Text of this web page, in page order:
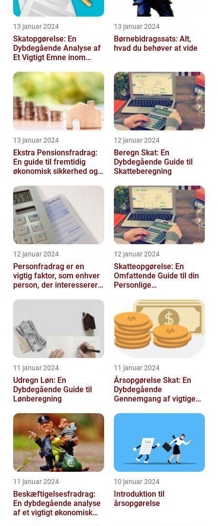
13 januar 2024
Skatopgørelse: En
Dybdegående Analyse af
Et Vigtigt Emne inom
13 januar 2024
Børnebidragssats: Alt,
hvad du behøver at vide
13 januar 2024
Ekstra Pensionsfradrag:
En guide til fremtidig
økonomisk sikkerhed og
12 januar 2024
Beregn Skat: En
Dybdegående Guide til
Skatteberegning
12 januar 2024
Personfradrag er en
vigtig faktor, som enhver
person, der interesserer
personlig ...
12 januar 2024
Skatteopgørelse: En
Omfattende Guide til din
Personlige
11 januar 2024
Udregn Løn: En
Dybdegående Guide til
Lønberegning
11 januar 2024
Årsopgørelse Skat: En
Dybdegående
Gennemgang af vigtige
finansfolk
11 januar 2024
Beskæftigelsesfradrag:
En dybdegående analyse
af et vigtigt økonomisk
10 januar 2024
Introduktion til
årsopgørelse